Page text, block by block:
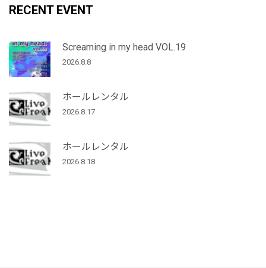
RECENT EVENT
Screaming in my head VOL.19
2026.8.8
ホールレンタル
2026.8.17
ホールレンタル
2026.8.18